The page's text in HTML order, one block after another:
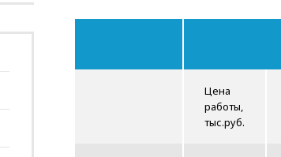
Цена
работы,
тыс.руб.